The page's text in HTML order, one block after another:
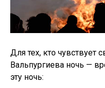
Для тех, кто чувствует
Вальпургиева ночь —
эту ночь: